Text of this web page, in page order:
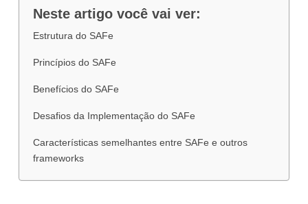
Neste artigo você vai ver:
Estrutura do SAFe
Princípios do SAFe
Benefícios do SAFe
Desafios da Implementação do SAFe
Características semelhantes entre SAFe e outros
frameworks